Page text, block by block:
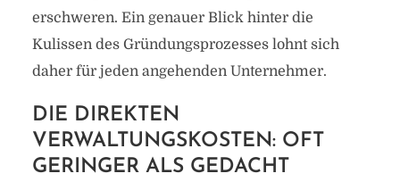
erschweren. Ein genauer Blick hinter die
Kulissen des Gründungsprozesses lohnt sich
daher für jeden angehenden Unternehmer.
DIE DIREKTEN
VERWALTUNGSKOSTEN: OFT
GERINGER ALS GEDACHT